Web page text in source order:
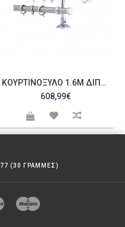
ΚΟΥΡΤΙΝΌΞΥΛΟ 1.6M ΔΙΠΛΌ C20336
608,99€
(30 ΓΡΑΜΜΕΣ)